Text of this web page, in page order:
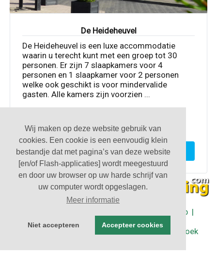
Wij maken op deze website gebruik van
cookies. Een cookie is een eenvoudig klein
bestandje dat met pagina’s van deze website
[en/of Flash-applicaties] wordt meegestuurd
en door uw browser op uw harde schrijf van
uw computer wordt opgeslagen.
Meer informatie
Niet accepteren Accepteer cookies
De Heideheuvel
De Heideheuvel is een luxe accommodatie
waarin u terecht kunt met een groep tot 30
personen. Er zijn 7 slaapkamers voor 4
personen en 1 slaapkamer voor 2 personen
welke ook geschikt is voor mindervalide
gasten. Alle kamers zijn voorzien ...
30 8 2 100M
Toon deze accommodatie
Sitemap |
Contact
| © Groepsaccommodaties in Nederland - Boek